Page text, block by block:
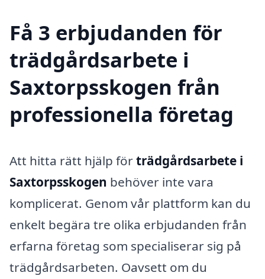
Få 3 erbjudanden för
trädgårdsarbete i
Saxtorpsskogen från
professionella företag
Att hitta rätt hjälp förträdgårdsarbete i
Saxtorpsskogen behöver inte vara
komplicerat. Genom vår plattform kan du
enkelt begära tre olika erbjudanden från
erfarna företag som specialiserar sig på
trädgårdsarbeten. Oavsett om du